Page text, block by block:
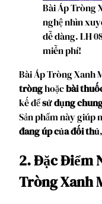
Bài Áp Tròng
nghệ nhìn
dễ dàng. LH
miễn phí!
Bài Áp Tròng Xanh
trònghoặcbài
kế đểsử dụng
Sản phẩm này giúp
đang úp của đối thủ
2. Đặc Điểm
Tròng Xanh